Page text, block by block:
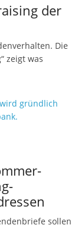
der
Die
zeigt was
sollen